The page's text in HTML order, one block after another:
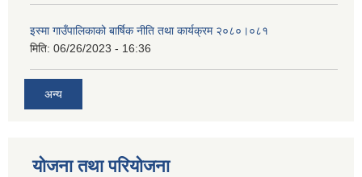
इस्मा गाउँपालिकाको बार्षिक नीति तथा कार्यक्रम २०८०।०८१
मिति: 06/26/2023 - 16:36
अन्य
योजना तथा परियोजना